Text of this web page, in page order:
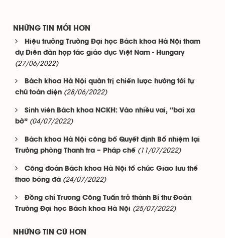
NHỮNG TIN MỚI HƠN
Hiệu trưởng Trường Đại học Bách khoa Hà Nội tham
dự Diễn đàn hợp tác giáo dục Việt Nam - Hungary
(27/06/2022)
Bách khoa Hà Nội quản trị chiến lược hướng tới tự
chủ toàn diện (28/06/2022)
Sinh viên Bách khoa NCKH: Vào nhiều vai, “bơi xa
bờ” (04/07/2022)
Bách khoa Hà Nội công bố Quyết định Bổ nhiệm lại
Trưởng phòng Thanh tra – Pháp chế (11/07/2022)
Công đoàn Bách khoa Hà Nội tổ chức Giao lưu thể
thao bóng đá (24/07/2022)
Đồng chí Trương Công Tuấn trở thành Bí thư Đoàn
Trường Đại học Bách khoa Hà Nội (25/07/2022)
NHỮNG TIN CŨ HƠN